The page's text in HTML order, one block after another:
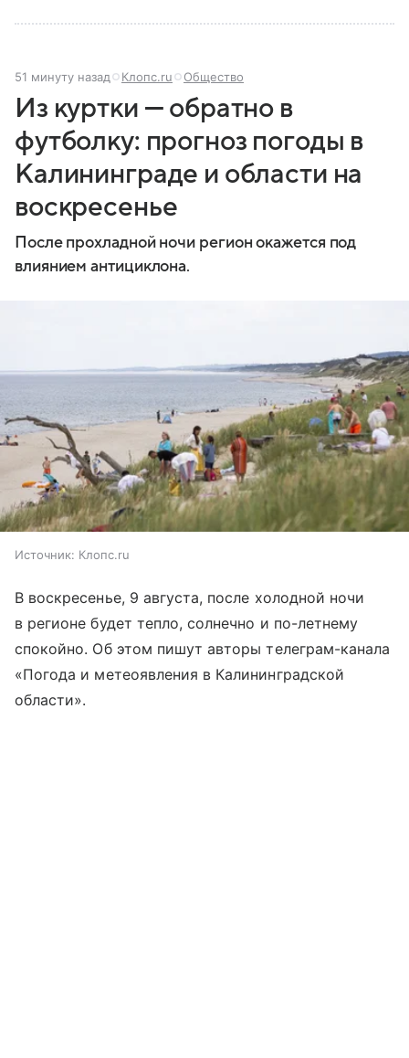
51 минуту назад Клопс.ru Общество
Из куртки — обратно в
футболку: прогноз погоды в
Калининграде и области на
воскресенье
После прохладной ночи регион окажется под
влиянием антициклона.
Источник: Клопс.ru
В воскресенье, 9 августа, после холодной ночи
в регионе будет тепло, солнечно и по-летнему
спокойно. Об этом пишут авторы телеграм-канала
«Погода и метеоявления в Калининградской
области».